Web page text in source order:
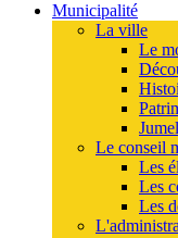
Municipalité
La ville
Le
Le conseil
Les
Les
Les